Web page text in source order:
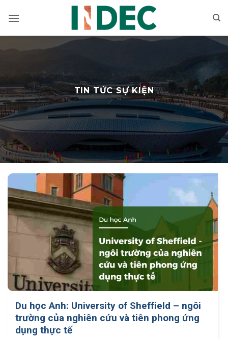
qua
TIN TỨC SỰ KIỆN
Du học Anh: University of Sheffield – ngôi
trường của nghiên cứu và tiên phong ứng
dụng thực tế